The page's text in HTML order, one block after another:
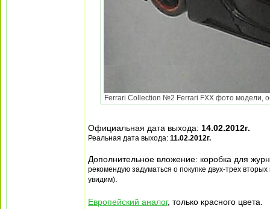
Ferrari Collection №2 Ferrari FXX фото модели,
Официальная дата выхода: 14.02.2012г.
Реальная дата выхода: 11.02.2012г.
Дополнительное вложение: коробка для
рекомендую задуматься о покупке двух-трех
увидим)
Европейский аналог, только красного цвета.